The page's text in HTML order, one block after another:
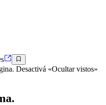
Desactivá «Ocultar vistos»
.